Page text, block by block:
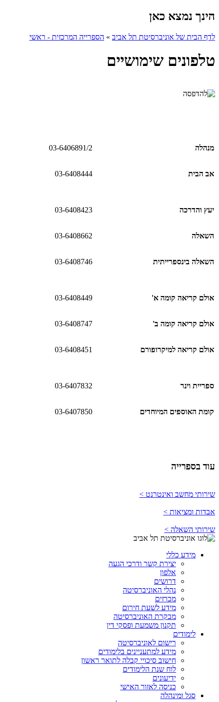
הינך נמצא כאן
לדף הבית של אוניברסיטת תל אביב » הספרייה המרכזית - ראשי
טלפונים שימושיים
מנהלה 03-6406891/2
אב הבית 03-6408444
יעץ והדרכה 03-6408423
השאלה 03-6408662
השאלה בינספרייתית 03-6408746
אולם קריאה קומה א' 03-6408449
אולם קריאה קומה ב' 03-6408747
אולם קריאה למיקרופורם 03-6408451
ספריית וינר 03-6407832
קומת האוספים המיוחדים 03-6407850
עוד בספרייה
שירותי מחשב ואינטרנט >
אבדות ומציאות >
שירותי השאלה >
מידע כללי
יצירת קשר ודרכי הגעה
אלפון
דרושים
נהלי האוניברסיטה
מכרזים
מידע לשעת חירום
מבקרת האוניברסיטה
תקנון משמעת ופסקי דין
לימודים
רישום לאוניברסיטה
מידע למתעניינים בלימודים
חישוב סיכויי קבלה לתואר ראשון
לוח שנת הלימודים
ידיעונים
כניסה לאזור האישי
סגל ומינהלה